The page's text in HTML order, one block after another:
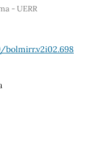
- UERR